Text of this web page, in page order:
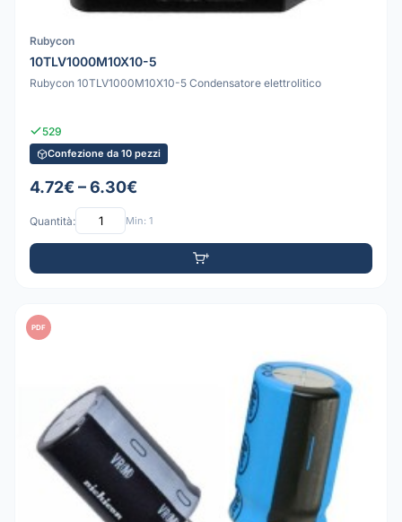
Rubycon
10TLV1000M10X10-5
Rubycon 10TLV1000M10X10-5 Condensatore elettrolitico
529
Confezione da 10 pezzi
4.72€ – 6.30€
Quantità: Min: 1
PDF